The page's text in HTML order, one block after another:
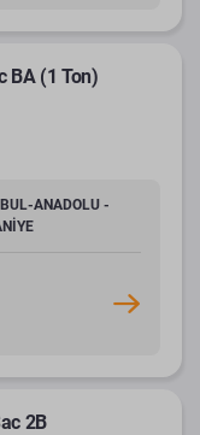
BA (1 Ton)
ANADOLU -
2B